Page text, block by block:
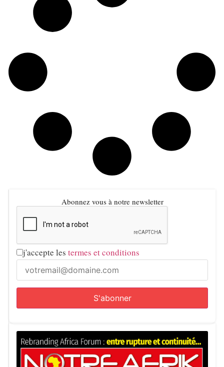
Abonnez vous à notre newsletter
j'accepte les termes et conditions